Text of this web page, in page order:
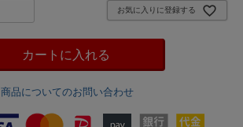
お気に入りに登録する
カートに入れる
商品についてのお問い合わせ